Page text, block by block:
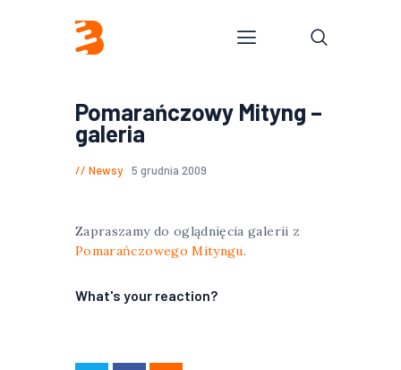
Pomarańczowy Mityng –
galeria
Newsy 5 grudnia 2009
Zapraszamy do oglądnięcia galerii z
Pomarańczowego Mityngu.
What's your reaction?